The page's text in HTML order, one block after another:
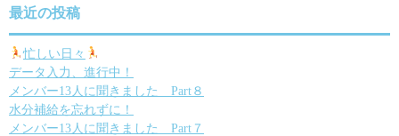
ゲ
ー
シ
ョ
最近の投稿
忙しい日々
データ入力、進行中！
メンバー13人に聞きました Part８
水分補給を忘れずに！
メンバー13人に聞きました Part７